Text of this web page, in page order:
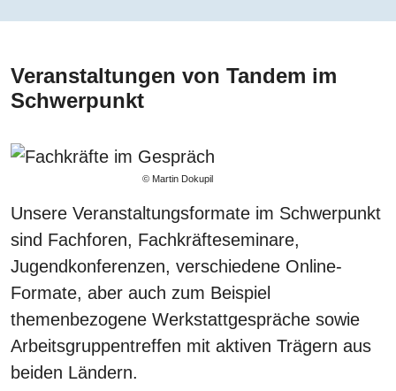
Veranstaltungen von Tandem im
Schwerpunkt
© Martin Dokupil
Unsere Veranstaltungsformate im Schwerpunkt
sind Fachforen, Fachkräfteseminare,
Jugendkonferenzen, verschiedene Online-
Formate, aber auch zum Beispiel
themenbezogene Werkstattgespräche sowie
Arbeitsgruppentreffen mit aktiven Trägern aus
beiden Ländern.